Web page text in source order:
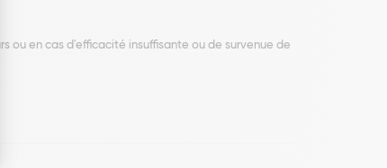
ou en cas d'efficacité insuffisante ou de survenue de